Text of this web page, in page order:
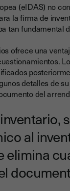
(eIDAS) no
la firma de
tan fundamental
ofrece una
detalles de
del
al
elimina